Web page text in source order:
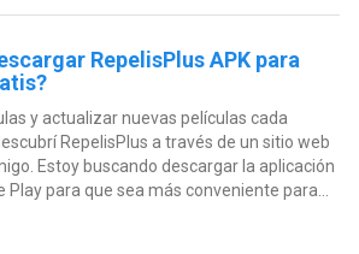
RepelisPlus APK para
y actualizar nuevas películas cada
RepelisPlus a través de un sitio web
Estoy buscando descargar la aplicación
Play para que sea más conveniente para...